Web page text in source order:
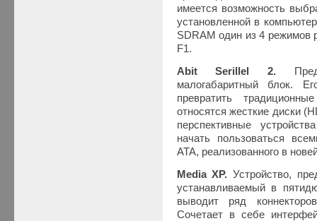
имеется возможность
установленной в
SDRAM один из 4 режимов
F1.
Abit Serillel 2.
малогабаритный блок.
превратить
относятся жесткие диски
перспективные
начать пользоваться
ATA, реализованного в
Media XP.Устройство,
устанавливаемый в
выводит ряд
Сочетает в себе